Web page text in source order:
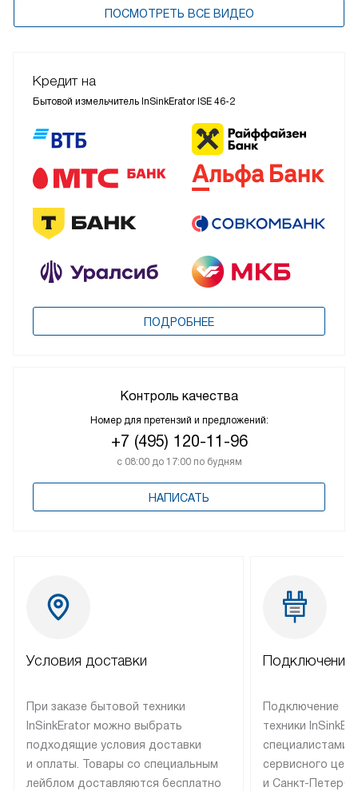
ПОСМОТРЕТЬ ВСЕ ВИДЕО
Кредит на
Бытовой измельчитель InSinkErator ISE 46-2
ПОДРОБНЕЕ
Контроль качества
Номер для претензий и предложений:
+7 (495) 120-11-96
с 08:00 до 17:00 по будням
НАПИСАТЬ
Условия доставки
При заказе бытовой техники
InSinkErator можно выбрать
подходящие условия доставки
и оплаты. Товары со специальным
лейблом доставляются бесплатно
Подключение
Подключение
техники
специалистами
сервисного
и Санкт-